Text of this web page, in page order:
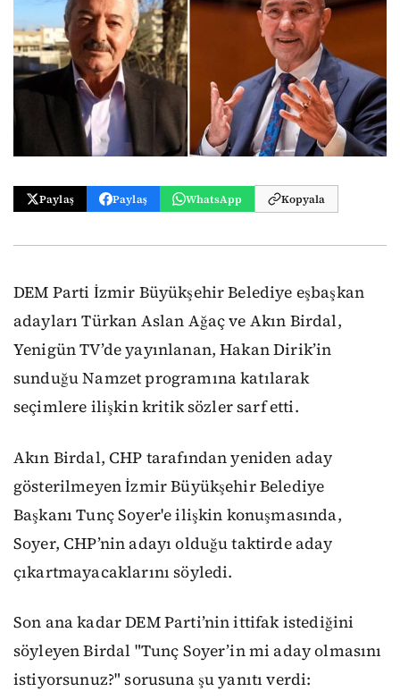
Paylaş Paylaş WhatsApp Kopyala
DEM Parti İzmir Büyükşehir Belediye eşbaşkan
adayları Türkan Aslan Ağaç ve Akın Birdal,
Yenigün TV’de yayınlanan, Hakan Dirik’in
sunduğu Namzet programına katılarak
seçimlere ilişkin kritik sözler sarf etti.
Akın Birdal, CHP tarafından yeniden aday
gösterilmeyen İzmir Büyükşehir Belediye
Başkanı Tunç Soyer'e ilişkin konuşmasında,
Soyer, CHP’nin adayı olduğu taktirde aday
çıkartmayacaklarını söyledi.
Son ana kadar DEM Parti’nin ittifak istediğini
söyleyen Birdal "Tunç Soyer’in mi aday olmasını
istiyorsunuz?" sorusuna şu yanıtı verdi: